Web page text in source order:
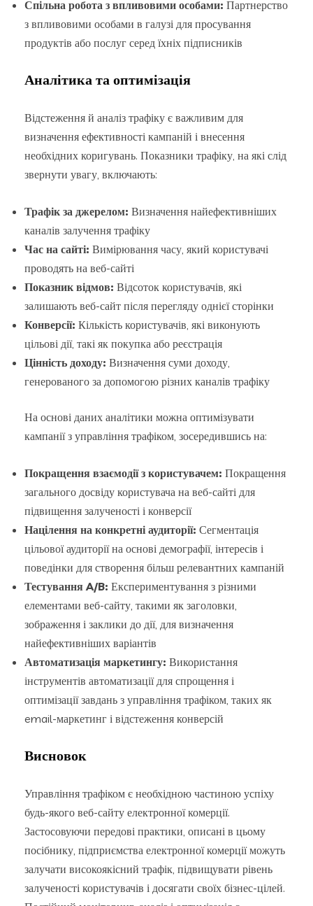
Спільна робота з впливовими особами: Партнерство
з впливовими особами в галузі для просування
продуктів або послуг серед їхніх підписників
Аналітика та оптимізація
Відстеження й аналіз трафіку є важливим для
визначення ефективності кампаній і внесення
необхідних коригувань. Показники трафіку, на які слід
звернути увагу, включають:
Трафік за джерелом: Визначення найефективніших
каналів залучення трафіку
Час на сайті: Вимірювання часу, який користувачі
проводять на веб-сайті
Показник відмов: Відсоток користувачів, які
залишають веб-сайт після перегляду однієї сторінки
Конверсії: Кількість користувачів, які виконують
цільові дії, такі як покупка або реєстрація
Цінність доходу: Визначення суми доходу,
генерованого за допомогою різних каналів трафіку
На основі даних аналітики можна оптимізувати
кампанії з управління трафіком, зосередившись на:
Покращення взаємодії з користувачем: Покращення
загального досвіду користувача на веб-сайті для
підвищення залученості і конверсії
Націлення на конкретні аудиторії: Сегментація
цільової аудиторії на основі демографії, інтересів і
поведінки для створення більш релевантних кампаній
Тестування A/B: Експериментування з різними
елементами веб-сайту, такими як заголовки,
зображення і заклики до дії, для визначення
найефективніших варіантів
Автоматизація маркетингу: Використання
інструментів автоматизації для спрощення і
оптимізації завдань з управління трафіком, таких як
email-маркетинг і відстеження конверсій
Висновок
Управління трафіком є ​​необхідною частиною успіху
будь-якого веб-сайту електронної комерції.
Застосовуючи передові практики, описані в цьому
посібнику, підприємства електронної комерції можуть
залучати високоякісний трафік, підвищувати рівень
залученості користувачів і досягати своїх бізнес-цілей.